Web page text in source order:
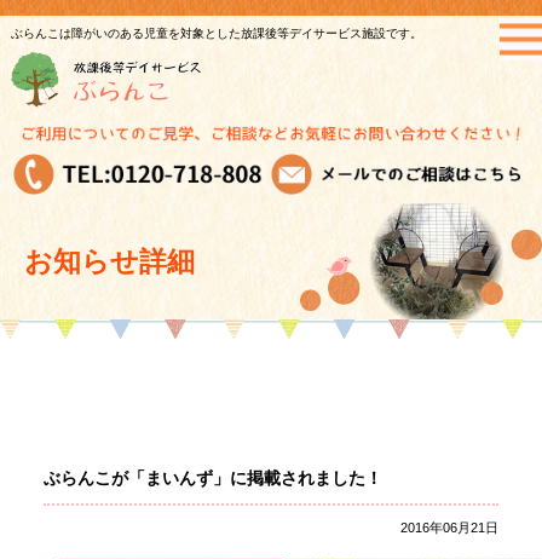
ぶらんこは障がいのある児童を対象とした放課後等デイサービス施設です。
お知らせ詳細
ぶらんこが「まいんず」に掲載されました！
2016年06月21日